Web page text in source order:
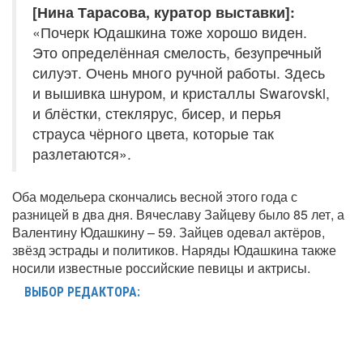
[Нина Тарасова, куратор выставки]:
«Почерк Юдашкина тоже хорошо виден.
Это определённая смелость, безупречный
силуэт. Очень много ручной работы. Здесь
и вышивка шнуром, и кристаллы Swarovski,
и блёстки, стеклярус, бисер, и перья
страуса чёрного цвета, которые так
разлетаются».
Оба модельера скончались весной этого года с
разницей в два дня. Вячеславу Зайцеву было 85 лет, а
Валентину Юдашкину – 59. Зайцев одевал актёров,
звёзд эстрады и политиков. Наряды Юдашкина также
носили известные российские певицы и актрисы.
ВЫБОР РЕДАКТОРА: